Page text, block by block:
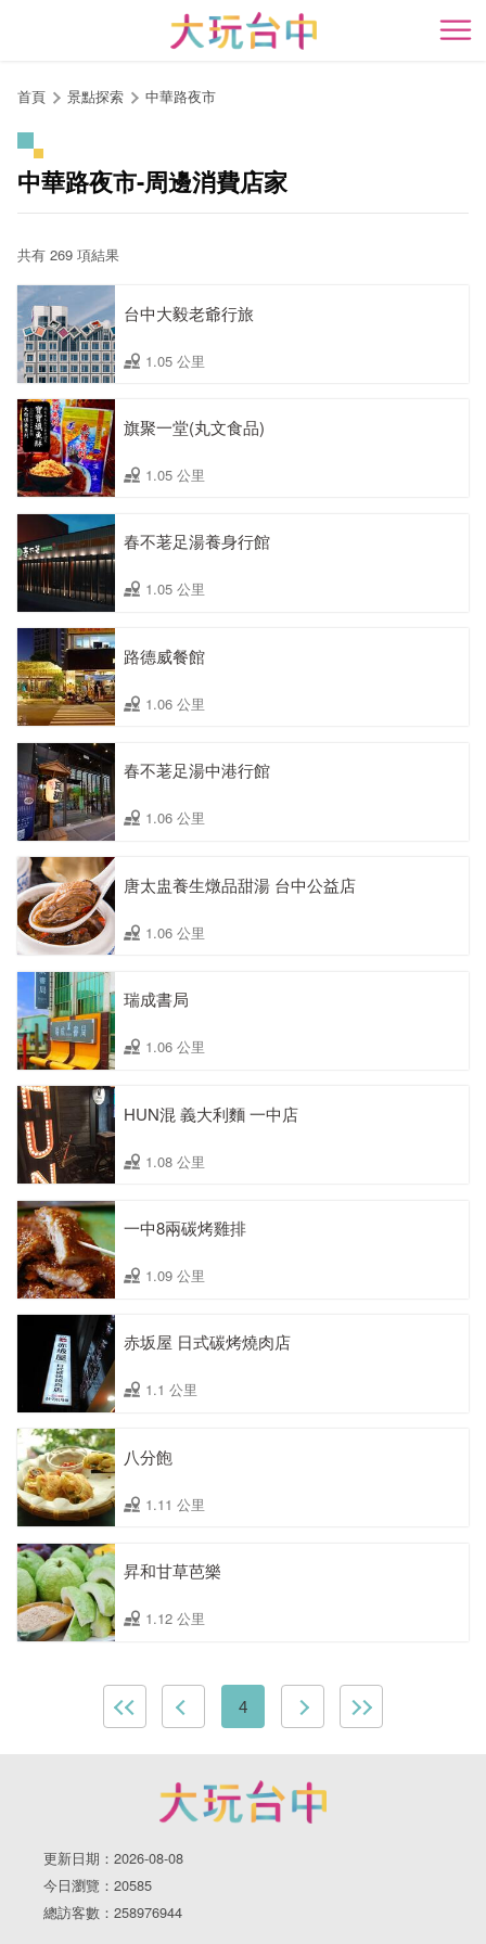
開
首頁 景點探索 中華路夜市
中華路夜市-周邊消費店家
共有 269 項結果
台中大毅老爺行旅
1.05 公里
旗聚一堂(丸文食品)
1.05 公里
春不荖足湯養身行館
1.05 公里
路德威餐館
1.06 公里
春不荖足湯中港行館
1.06 公里
唐太盅養生燉品甜湯 台中公益店
1.06 公里
瑞成書局
1.06 公里
HUN混 義大利麵 一中店
1.08 公里
一中8兩碳烤雞排
1.09 公里
赤坂屋 日式碳烤燒肉店
1.1 公里
八分飽
1.11 公里
昇和甘草芭樂
1.12 公里
4
更新日期：2026-08-08
今日瀏覽：20585
總訪客數：258976944